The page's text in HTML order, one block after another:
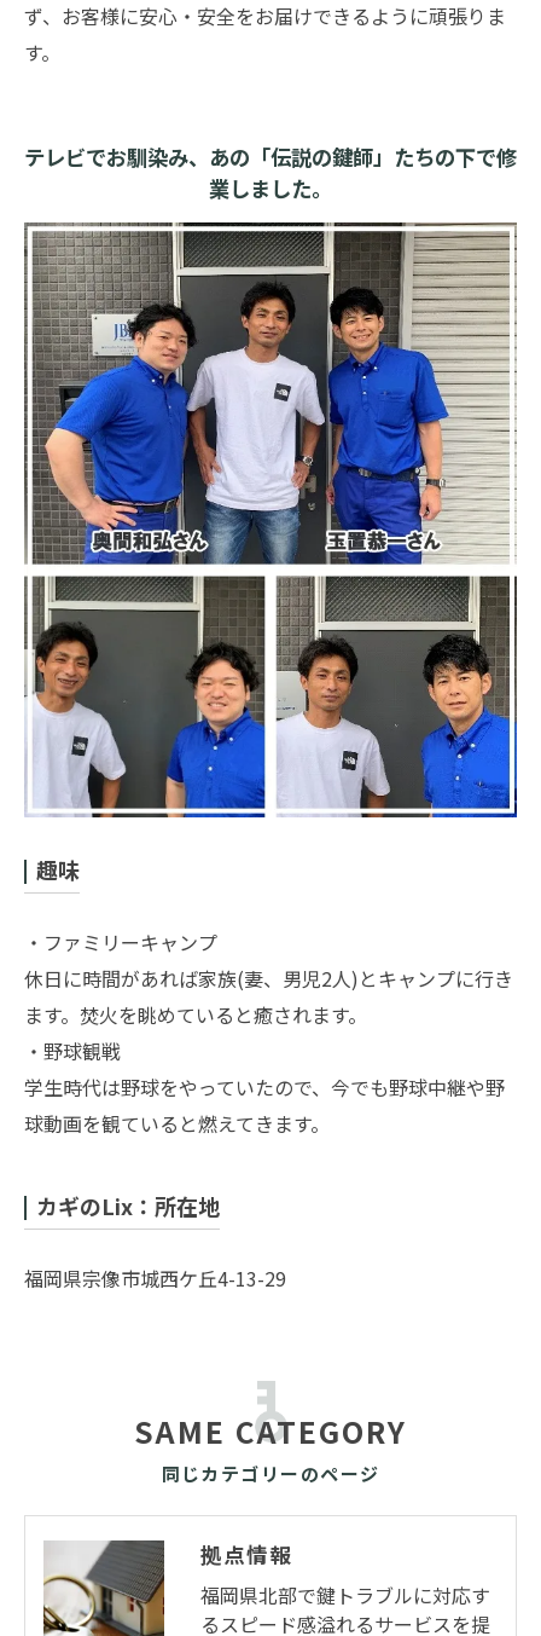
ず、お客様に安心・安全をお届けできるように頑張りま
す。
テレビでお馴染み、あの「伝説の鍵師」たちの下で修
業しました。
趣味
・ファミリーキャンプ
休日に時間があれば家族(妻、男児2人)とキャンプに行き
ます。焚火を眺めていると癒されます。
・野球観戦
学生時代は野球をやっていたので、今でも野球中継や野
球動画を観ていると燃えてきます。
カギのLix：所在地
福岡県宗像市城西ケ丘4-13-29
同じカテゴリーのページ
SAME CATEGORY
拠点情報
福岡県北部で鍵トラブルに対応す
るスピード感溢れるサービスを提